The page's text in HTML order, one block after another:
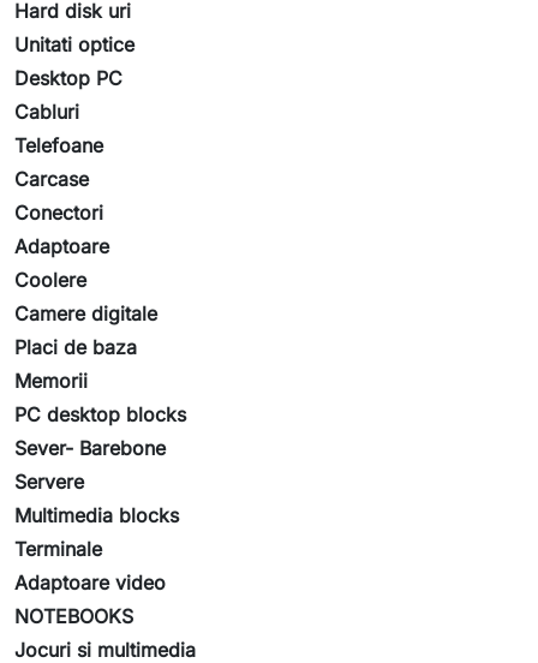
Hard disk uri
Unitati optice
Desktop PC
Cabluri
Telefoane
Carcase
Conectori
Adaptoare
Coolere
Camere digitale
Placi de baza
Memorii
PC desktop blocks
Sever- Barebone
Servere
Multimedia blocks
Terminale
Adaptoare video
NOTEBOOKS
Jocuri si multimedia